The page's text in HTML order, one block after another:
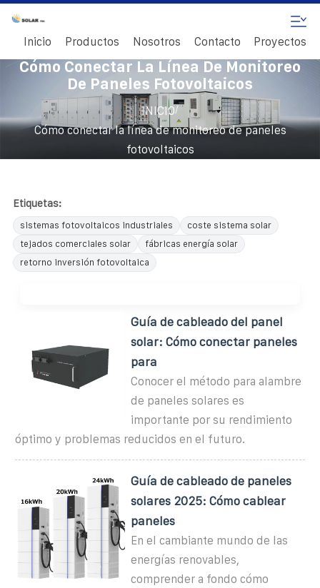
Inicio Productos Nosotros Contacto Proyectos
Cómo Conectar La Línea De Monitoreo
De Paneles Fotovoltaicos
INICIO/
Cómo conectar la línea de monitoreo de paneles
fotovoltaicos
Etiquetas:
sistemas fotovoltaicos industriales
coste sistema solar
tejados comerciales solar
fábricas energía solar
retorno inversión fotovoltaica
Guía de cableado del panel
solar: Cómo conectar paneles
para
Conocer el método para alambre
de paneles solares es
importante por su rendimiento
óptimo y problemas reducidos en el futuro.
Guía de cableado de paneles
solares 2025: Cómo cablear
paneles
En el cambiante mundo de las
energías renovables,
comprender a fondo cómo